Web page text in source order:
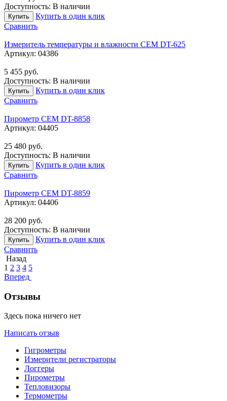
Доступность: В наличии
Купить
Купить в один клик
Сравнить
Измеритель температуры и влажности CEM DT-625
Артикул: 04386
5 455 руб.
Доступность: В наличии
Купить
Купить в один клик
Сравнить
Пирометр CEM DT-8858
Артикул: 04405
25 480 руб.
Доступность: В наличии
Купить
Купить в один клик
Сравнить
Пирометр CEM DT-8859
Артикул: 04406
28 200 руб.
Доступность: В наличии
Купить
Купить в один клик
Сравнить
Назад
1 2 3 4 5
Вперед
Отзывы
Здесь пока ничего нет
Написать отзыв
Гигрометры
Измерители регистраторы
Логгеры
Пирометры
Тепловизоры
Термометры